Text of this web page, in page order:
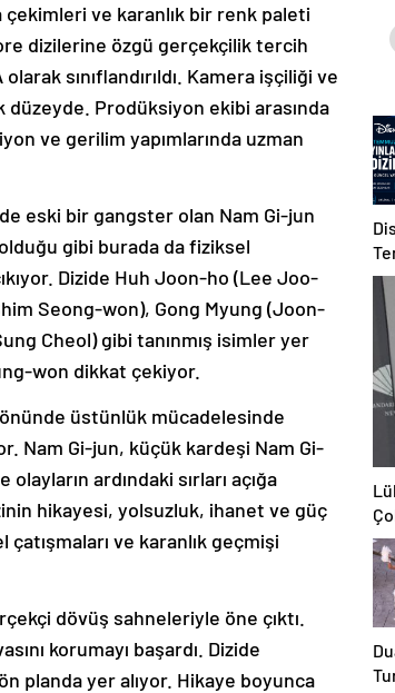
çekimleri ve karanlık bir renk paleti
dizilerine özgü gerçekçilik tercih
sınıflandırıldı. Kamera işçiliği ve
Prodüksiyon ekibi arasında
ve gerilim yapımlarında uzman
eski bir gangster olan Nam Gi-jun
gibi burada da fiziksel
Dizide Huh Joon-ho (Lee Joo-
Seong-won), Gong Myung (Joon-
Cheol) gibi tanınmış isimler yer
won dikkat çekiyor.
önünde üstünlük mücadelesinde
Nam Gi-jun, küçük kardeşi Nam Gi-
ardındaki sırları açığa
hikayesi, yolsuzluk, ihanet ve güç
ve karanlık geçmişi
dövüş sahneleriyle öne çıktı.
korumayı başardı. Dizide
planda yer alıyor. Hikaye boyunca
|